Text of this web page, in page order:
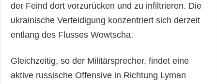
der Feind dort vorzurücken und zu infiltrieren. Die
ukrainische Verteidigung konzentriert sich derzeit
entlang des Flusses Wowtscha.
Gleichzeitig, so der Militärsprecher, findet eine
aktive russische Offensive in Richtung Lyman